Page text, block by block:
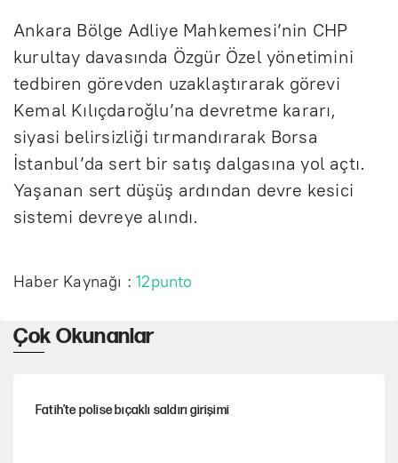
Ankara Bölge Adliye Mahkemesi’nin CHP
kurultay davasında Özgür Özel yönetimini
tedbiren görevden uzaklaştırarak görevi
Kemal Kılıçdaroğlu’na devretme kararı,
siyasi belirsizliği tırmandırarak Borsa
İstanbul’da sert bir satış dalgasına yol açtı.
Yaşanan sert düşüş ardından devre kesici
sistemi devreye alındı.
Haber Kaynağı :12punto
Çok Okunanlar
Fatih’te polise bıçaklı saldırı girişimi